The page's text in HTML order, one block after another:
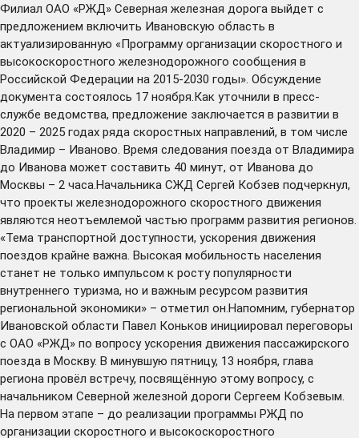
Филиал ОАО «РЖД» Северная железная дорога выйдет с
предложением включить Ивановскую область в
актуализированную «Программу организации скоростного и
высокоскоростного железнодорожного сообщения в
Российской Федерации на 2015-2030 годы». Обсуждение
документа состоялось 17 ноября.Как уточнили в пресс-
службе ведомства, предложение заключается в развитии в
2020 – 2025 годах ряда скоростных направлений, в том числе
Владимир – Иваново. Время следования поезда от Владимира
до Иванова может составить 40 минут, от Иванова до
Москвы – 2 часа.Начальника СЖД Сергей Кобзев подчеркнул,
что проекты железнодорожного скоростного движения
являются неотъемлемой частью программ развития регионов.
«Тема транспортной доступности, ускорения движения
поездов крайне важна. Высокая мобильность населения
станет не только импульсом к росту популярности
внутреннего туризма, но и важным ресурсом развития
региональной экономики» – отметил он.Напомним, губернатор
Ивановской области Павел Коньков инициировал переговоры
с ОАО «РЖД» по вопросу ускорения движения пассажирского
поезда в Москву. В минувшую пятницу, 13 ноября, глава
региона провёл встречу, посвящённую этому вопросу, с
начальником Северной железной дороги Сергеем Кобзевым.
На первом этапе – до реализации программы РЖД по
организации скоростного и высокоскоростного